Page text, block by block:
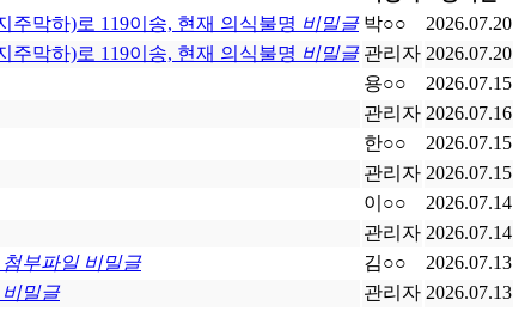
막하)로 119이송, 현재 의식불명 비밀글 박○○
2026.07.20
막하)로 119이송, 현재 의식불명 비밀글 관리자 2026.07.20
용○○
2026.07.15
관리자 2026.07.16
한○○
2026.07.15
관리자 2026.07.15
이○○
2026.07.14
관리자 2026.07.14
첨부파일 비밀글 김○○
2026.07.13
비밀글 관리자 2026.07.13